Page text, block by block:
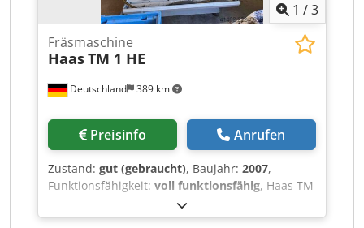
1 /3
Deutschland 389 km
Fräsmaschine
HaasTM 1 HE
Preisinfo Anrufen
Zustand: gut (gebraucht), Baujahr: 2007,
Funktionsfähigkeit: voll funktionsfähig, Haas TM
1 HE vertikal Fräsmaschine, Baujahr 2007,
Steuerung Haas CNC, Dsdpfx Aiozh Unporock